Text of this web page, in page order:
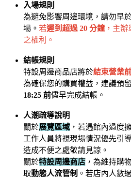
入場規則
為避免影響周邊環境，請勿早
場。 若遲到超過 20 分鐘，主辦
之權利。
結帳規則
特設周邊商品店將於結束營業
為確保您的購買權益，建議預
18:25 前儘早完成結帳。
人潮疏導說明
關於展覽區域 ，若遇館內過度
工作人員將視現場情況優先引
造成不便之處敬請見諒。
關於特設周邊商店 ，為維持購
取動態人流管制 。若店內人數